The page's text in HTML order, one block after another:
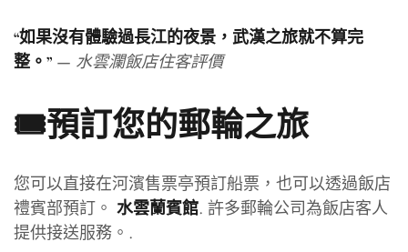
“如果沒有體驗過長江的夜景，武漢之旅就不算完
整。” — 水雲瀾飯店住客評價
🎟️預訂您的郵輪之旅
您可以直接在河濱售票亭預訂船票，也可以透過飯店
禮賓部預訂。 水雲蘭賓館. 許多郵輪公司為飯店客人
提供接送服務。.